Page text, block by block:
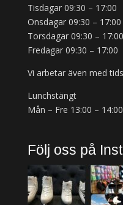
Tisdagar 09:30 – 17:00
Onsdagar 09:30 – 17:00
Torsdagar 09:30 – 17:00
Fredagar 09:30 – 17:00
Vi arbetar även med
Lunchstängt
Mån – Fre 13:00 – 14:00
Följ oss på